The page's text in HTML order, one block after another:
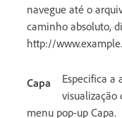
navegue até o
caminho absoluto,
http://
Capa
Especifica a
visualização
menu pop-up Capa.